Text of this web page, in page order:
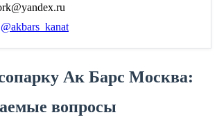
@akbars_kanat
Ак Барс Москва:
вопросы